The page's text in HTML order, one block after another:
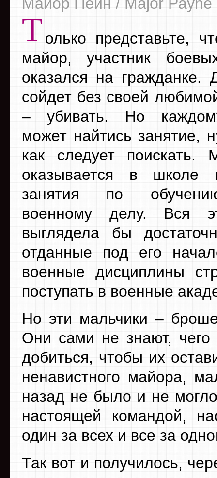
Только представьте,
майор, участник
оказался на
сойдет без своей
– убивать. Но
может найтись занятие,
как следует поискать.
оказывается в школе
занятия по
военному делу. Вся
выглядела бы
отданные под его
военные дисциплины
поступать в военные
Но эти мальчики –
Они сами не знают, чего
добиться, чтобы их
ненавистного майора,
назад не было и не
настоящей командой,
один за всех и все за
Так вот и получилось,